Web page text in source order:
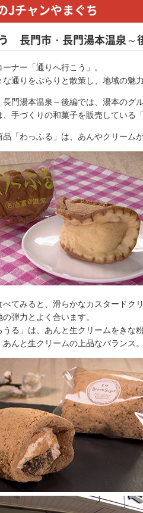
Jチャンやまぐち
長門市・長門湯本温泉～
ナー「通りへ行こう」。
通りをぶらりと散策し、地域の魅
門湯本温泉～後編では、湯本のグル
、手づくりの和菓子を販売している
品「わっふる」は、あんやクリーム
てみると、滑らかなカスタードク
弾力とよく合います。
うる」は、あんと生クリームをきな
んと生クリームの上品なバランス。